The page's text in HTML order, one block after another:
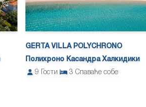
GERTA VILLA POLYCHRONO
Полихроно Касандра Халкидики
9
Гости 3 Спаваће собе